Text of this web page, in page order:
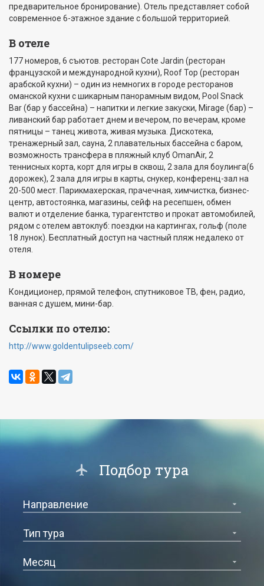
предварительное бронирование). Отель представляет собой
современное 6-этажное здание с большой территорией.
В отеле
177 номеров, 6 съютов. ресторан Cote Jardin (ресторан
французской и международной кухни), Roof Top (ресторан
арабской кухни) – один из немногих в городе ресторанов
оманской кухни с шикарным панорамным видом, Pool Snack
Bar (бар у бассейна) – напитки и легкие закуски, Mirage (бар) –
ливанский бар работает днем и вечером, по вечерам, кроме
пятницы – танец живота, живая музыка. Дискотека,
тренажерный зал, сауна, 2 плавательных бассейна с баром,
возможность трансфера в пляжный клуб OmanAir, 2
теннисных корта, корт для игры в сквош, 2 зала для боулинга(6
дорожек), 2 зала для игры в карты, снукер, конференц-зал на
20-500 мест. Парикмахерская, прачечная, химчистка, бизнес-
центр, автостоянка, магазины, сейф на ресепшен, обмен
валют и отделение банка, турагентство и прокат автомобилей,
рядом с отелем автоклуб: поездки на картингах, гольф (поле
18 лунок). Бесплатный доступ на частный пляж недалеко от
отеля.
В номере
Кондиционер, прямой телефон, спутниковое ТВ, фен, радио,
ванная с душем, мини-бар.
Ссылки по отелю:
http://www.goldentulipseeb.com/
Подбор тура